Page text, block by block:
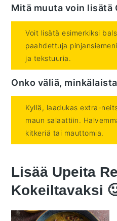
Mitä muuta voin lisätä
Voit lisätä esimerkiksi
paahdettuja
ja tekstuuria.
Onko väliä,
Kyllä, laadukas extra-
maun salaattiin.
kitkeriä tai mauttomia.
Lisää Upeita
Kokeiltavaksi